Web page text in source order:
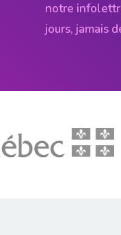
notre
jours, jamais